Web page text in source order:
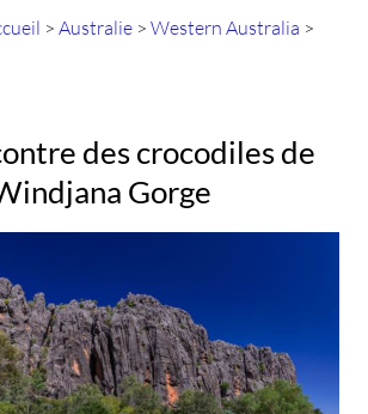
> Australie> Western Australia >
des crocodiles de
Gorge